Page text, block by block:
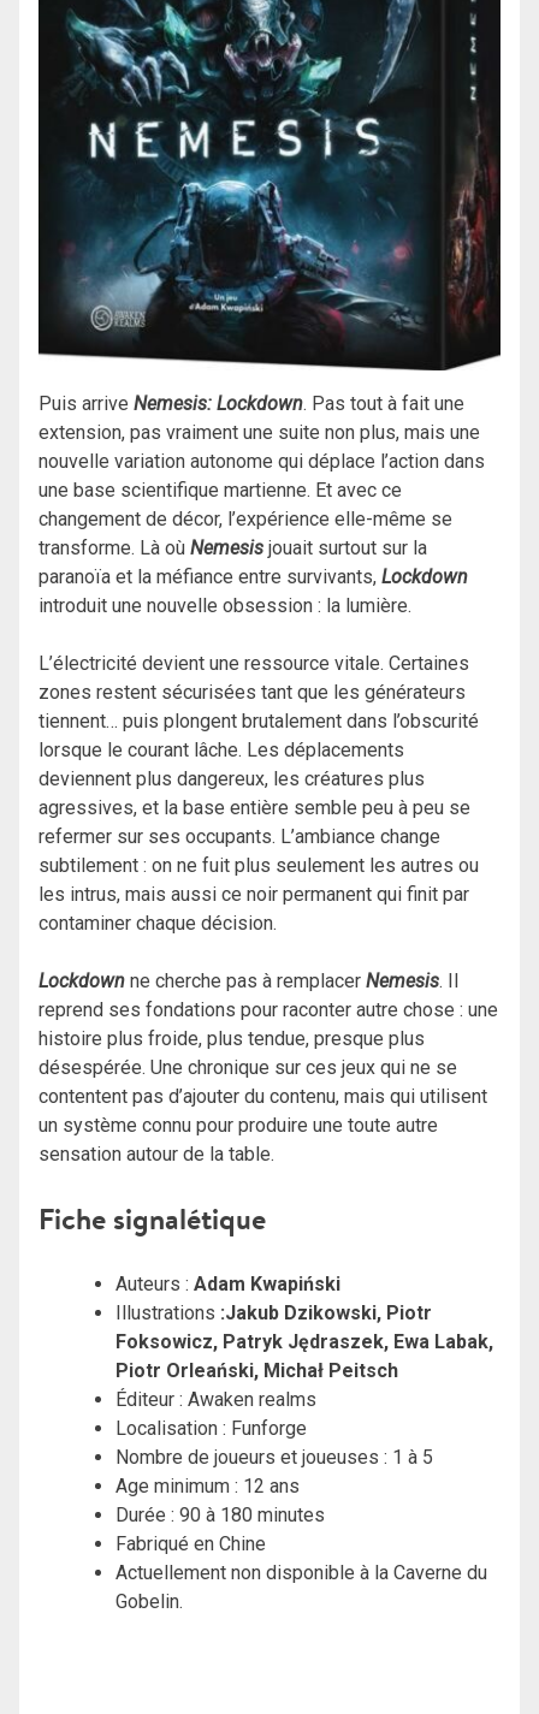
Puis arrive Nemesis: Lockdown. Pas tout à fait une
extension, pas vraiment une suite non plus, mais une
nouvelle variation autonome qui déplace l’action dans
une base scientifique martienne. Et avec ce
changement de décor, l’expérience elle-même se
transforme. Là où Nemesis jouait surtout sur la
paranoïa et la méfiance entre survivants, Lockdown
introduit une nouvelle obsession : la lumière.
L’électricité devient une ressource vitale. Certaines
zones restent sécurisées tant que les générateurs
tiennent… puis plongent brutalement dans l’obscurité
lorsque le courant lâche. Les déplacements
deviennent plus dangereux, les créatures plus
agressives, et la base entière semble peu à peu se
refermer sur ses occupants. L’ambiance change
subtilement : on ne fuit plus seulement les autres ou
les intrus, mais aussi ce noir permanent qui finit par
contaminer chaque décision.
Lockdown ne cherche pas à remplacer Nemesis. Il
reprend ses fondations pour raconter autre chose : une
histoire plus froide, plus tendue, presque plus
désespérée. Une chronique sur ces jeux qui ne se
contentent pas d’ajouter du contenu, mais qui utilisent
un système connu pour produire une toute autre
sensation autour de la table.
Fiche signalétique
Auteurs : Adam Kwapiński
Illustrations :Jakub Dzikowski, Piotr
Foksowicz, Patryk Jędraszek, Ewa Labak,
Piotr Orleański, Michał Peitsch
Éditeur : Awaken realms
Localisation : Funforge
Nombre de joueurs et joueuses : 1 à 5
Age minimum : 12 ans
Durée : 90 à 180 minutes
Fabriqué en Chine
Actuellement non disponible à la Caverne du
Gobelin.